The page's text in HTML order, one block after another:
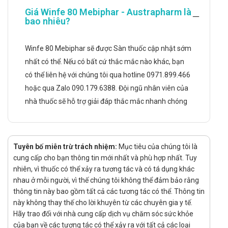
uric trong máu giảm xuống
Chỉ định:
bị gout
Hướng dẫn sử dụng Winfe 80 Mebiphar -
Austrapharm
Cách dùng:
Đối với liều điều trị tăng axit uric trong máu ở bệnh
nhân gout, febuxostat được khuyến cáo dùng 40mg
hoặc 80mg mỗi ngày. Liều khởi đầu 40mg mỗi ngày:
đối với bệnh nhân mà không đạt được lượng axit uric
trong huyết thanh ít hơn 60ml/dL sau 2 tuần dùng
40mg thì được khuyến cáo chuyển sang febuxostat
80mg
Giá Winfe 80 Mebiphar - Austrapharm là
bao nhiêu?
Winfe 80 Mebiphar sẽ được Sàn thuốc cập nhật sớm
nhất có thể. Nếu có bất cứ thắc mắc nào khác, bạn
có thể liên hệ với chúng tôi qua hotline 0971.899.466
hoặc qua Zalo 090.179.6388. Đội ngũ nhân viên của
nhà thuốc sẽ hỗ trợ giải đáp thắc mắc nhanh chóng
Tuyên bố miễn trừ trách nhiệm: Mục tiêu của chúng tôi là
cung cấp cho bạn thông tin mới nhất và phù hợp nhất. Tuy
nhiên, vì thuốc có thể xảy ra tương tác và có tá dụng khác
nhau ở mỗi người, vì thế chúng tôi không thể đảm bảo rằng
thông tin này bao gồm tất cả các tương tác có thể. Thông tin
này không thay thế cho lời khuyên từ các chuyên gia y tế.
Hãy trao đổi với nhà cung cấp dịch vụ chăm sóc sức khỏe
của bạn về các tương tác có thể xảy ra với tất cả các loại